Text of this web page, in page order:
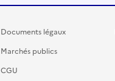
Documents légaux
Marchés publics
CGU